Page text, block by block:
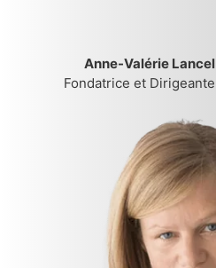
Anne-Valérie Lancel
Fondatrice et Dirigeante